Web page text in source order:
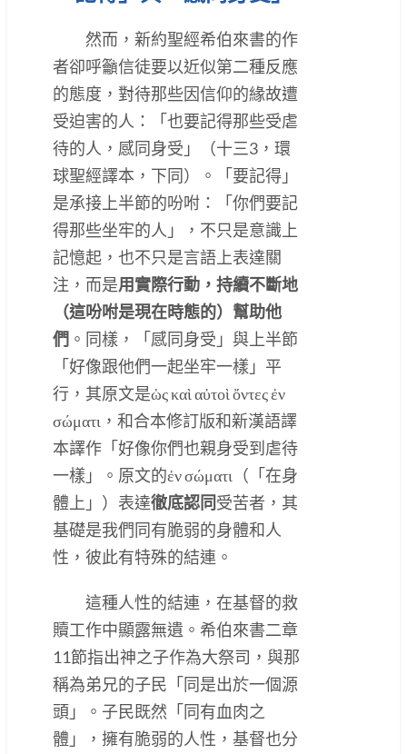
然而，新約聖經希伯來書的作
者卻呼籲信徒要以近似第二種反應
的態度，對待那些因信仰的緣故遭
受迫害的人：「也要記得那些受虐
待的人，感同身受」（十三3，環
球聖經譯本，下同）。「要記得」
是承接上半節的吩咐：「你們要記
得那些坐牢的人」，不只是意識上
記憶起，也不只是言語上表達關
注，而是用實際行動，持續不斷地
（這吩咐是現在時態的）幫助他
們 。同樣，「感同身受」與上半節
「好像跟他們一起坐牢一樣」平
行，其原文是ὡς καὶ αὐτοὶ ὄντες ἐν
σώματι，和合本修訂版和新漢語譯
本譯作「好像你們也親身受到虐待
一樣」。原文的ἐν σώματι（「在身
體上」）表達徹底認同受苦者，其
基礎是我們同有脆弱的身體和人
性，彼此有特殊的結連。
這種人性的結連，在基督的救
贖工作中顯露無遺。希伯來書二章
11節指出神之子作為大祭司，與那
稱為弟兄的子民「同是出於一個源
頭」。子民既然「同有血肉之
體」，擁有脆弱的人性，基督也分